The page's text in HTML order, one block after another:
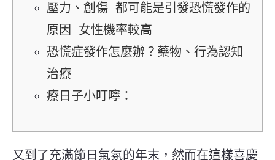
壓力、創傷 都可能是引發恐慌發作的
原因 女性機率較高
恐慌症發作怎麼辦？藥物、行為認知
治療
療日子小叮嚀：
又到了充滿節日氣氛的年末，然而在這樣喜慶